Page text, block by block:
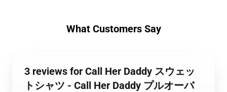
What Customers Say
3 reviews for Call Her Daddy スウェッ
トシャツ - Call Her Daddy プルオーバ